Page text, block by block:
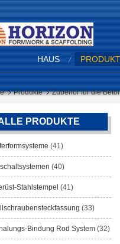
HAUS
Produkte Zubehör für die
PRODUKTE
(41)
(40)
Stahlstempel (41)
(33)
Bindung Rod System (32)